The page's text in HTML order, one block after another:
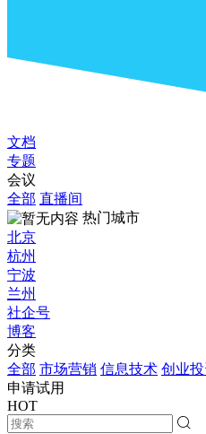
文档
专题
会议
全部 直播间
热门城市
北京
杭州
宁波
兰州
社企号
博客
分类
全部 市场营销 信息技术 创业
申请试用
HOT